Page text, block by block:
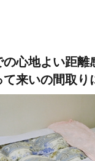
の心地よい距離
て来いの間取り